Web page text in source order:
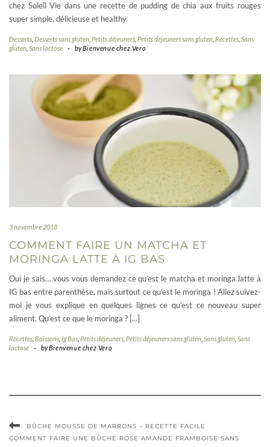
chez Soleil Vie dans une recette de pudding de chia aux fruits rouges
super simple, délicieuse et healthy.
Desserts Desserts sans gluten Petits déjeuners Petits déjeuners sans gluten Recettes Sans
gluten Sans lactose - byBienvenue chez Vero
3 novembre 2018
COMMENT FAIRE UN MATCHA ET
MORINGA LATTE À IG BAS
Oui je sais… vous vous demandez ce qu’est le matcha et moringa latte à
IG bas entre parenthèse, mais surtout ce qu’est le moringa ! Allez suivez-
moi je vous explique en quelques lignes ce qu’est ce nouveau super
aliment. Qu’est ce que le moringa ? […]
Recettes Boissons Ig Bas Petits déjeuners Petits déjeuners sans gluten Sans gluten Sans
lactose
- byBienvenue chez Vero
BÛCHE MOUSSE DE MARRONS – RECETTE FACILE
COMMENT FAIRE UNE BÛCHE ROSE AMANDE FRAMBOISE SANS